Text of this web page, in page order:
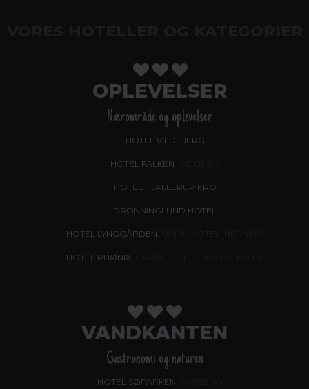
OPLEVELSER
Nærområde og oplevelser
HOTEL VILDBJERG
HOTEL FALKEN
HOTEL HJALLERUP KRO
DRONNINGLUND HOTEL
HOTEL LYNGGÅRDEN
HOTEL PHØNIX
VANDKANTEN
Gastronomi og naturen
HOTEL SØPARKEN